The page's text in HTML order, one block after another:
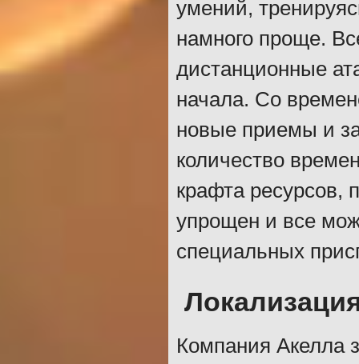
умений,
намного проще.
дистанционные
начала. Со
новые приемы и
количество
крафта ресурсов,
упрощен и все
специальных
Компания Акелла